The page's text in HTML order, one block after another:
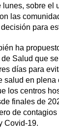
lunes, sobre el
las
para
ha
de Salud que
días para
salud en
los centros
finales de
de contagios
Covid-19.